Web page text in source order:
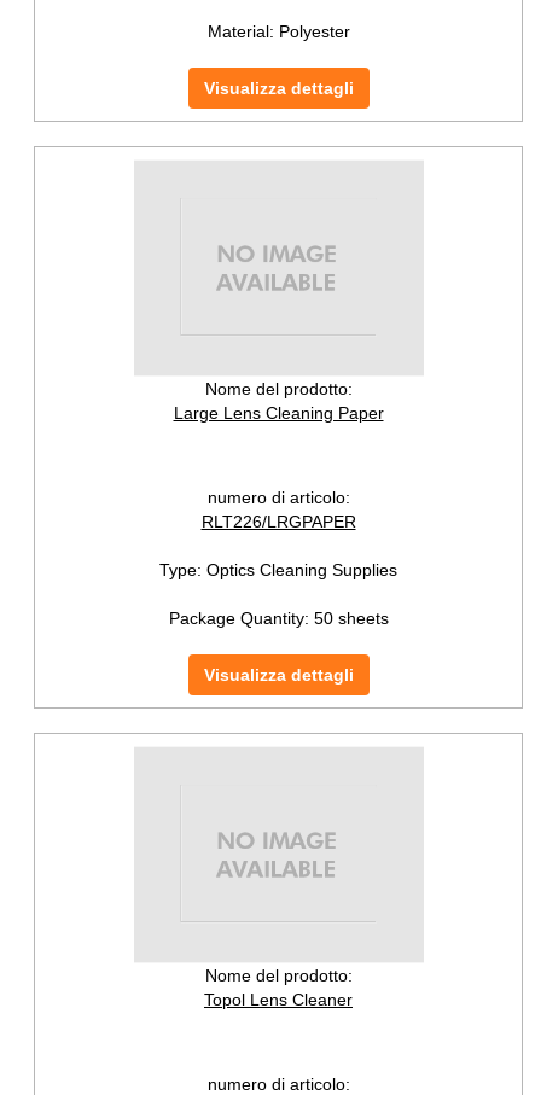
Material: Polyester
Visualizza dettagli
Nome del prodotto:
Large Lens Cleaning Paper
numero di articolo:
RLT226/LRGPAPER
Type: Optics Cleaning Supplies
Package Quantity: 50 sheets
Visualizza dettagli
Nome del prodotto:
Topol Lens Cleaner
numero di articolo: